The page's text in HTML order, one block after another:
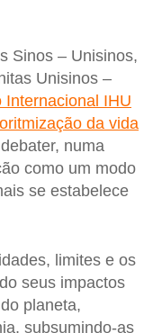
Sinos – Unisinos,
Unisinos –
Internacional IHU
da vida
numa
como um modo
se estabelece
limites e os
seus impactos
planeta,
subsumindo-as